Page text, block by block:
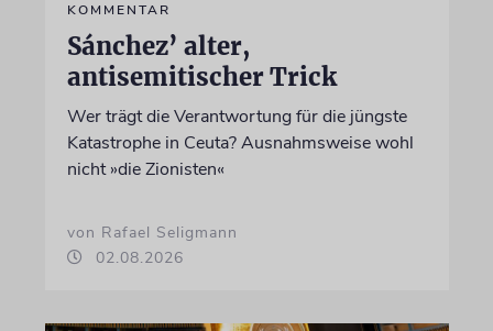
KOMMENTAR
Sánchez’ alter,
antisemitischer Trick
Wer trägt die Verantwortung für die jüngste
Katastrophe in Ceuta? Ausnahmsweise wohl
nicht »die Zionisten«
von Rafael Seligmann
02.08.2026